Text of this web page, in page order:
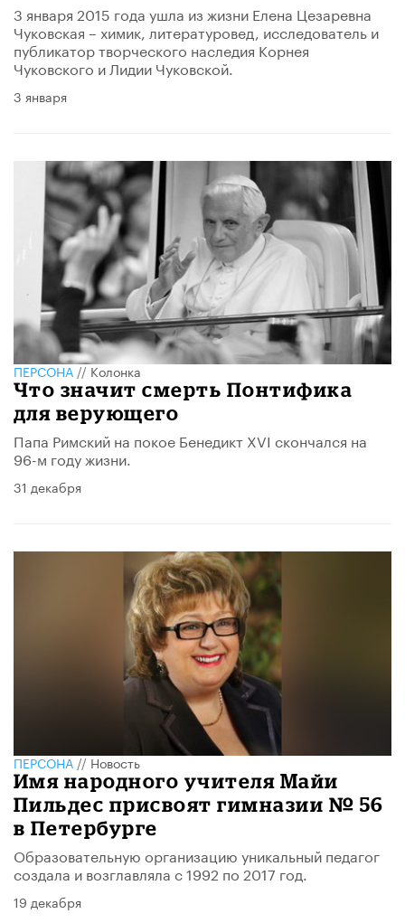
3 января 2015 года ушла из жизни Елена Цезаревна
Чуковская – химик, литературовед, исследователь и
публикатор творческого наследия Корнея
Чуковского и Лидии Чуковской.
3 января
ПЕРСОНА//Колонка
​Что значит смерть Понтифика
для верующего
Папа Римский на покое Бенедикт XVI скончался на
96-м году жизни.
31 декабря
ПЕРСОНА//Новость
Имя народного учителя Майи
Пильдес присвоят гимназии № 56
в Петербурге
Образовательную организацию уникальный педагог
создала и возглавляла с 1992 по 2017 год.
19 декабря